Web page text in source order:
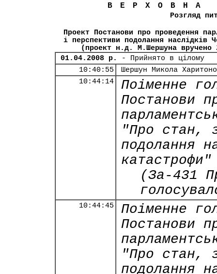
Розгляд
Проект Постанови про проведення
і перспективи подолання наслідків
(проект н.д. М.Шершуна
01.04.2008 р.
- Прийнято в цілому
10:40:55
Шершун Микола
10:44:14
Поіменне
Постанови
"Про стан,
подолання
(За-431
10:44:45
Поіменне
Постанови
"Про стан,
подолання